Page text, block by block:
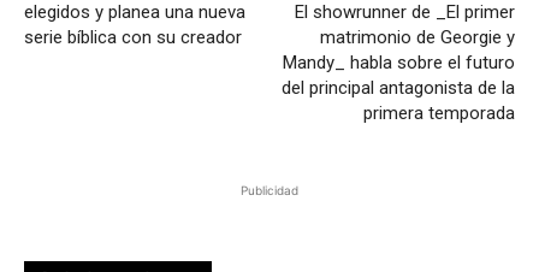
elegidos y planea una nueva
serie bíblica con su creador
El showrunner de _El primer
matrimonio de Georgie y
Mandy_ habla sobre el futuro
del principal antagonista de la
primera temporada
Publicidad